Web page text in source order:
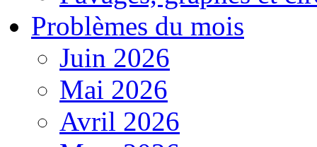
Problèmes du mois
Juin 2026
Mai 2026
Avril 2026